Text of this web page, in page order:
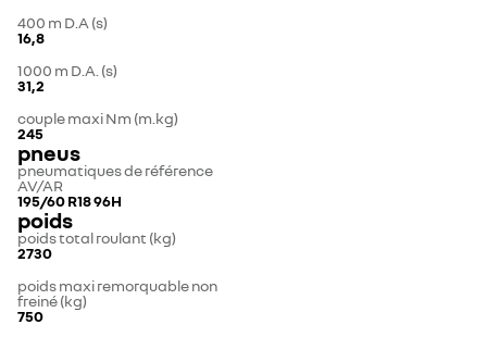
400 m D.A (s)
16,8
1000 m D.A. (s)
31,2
couple maxi Nm (m.kg)
245
pneus
pneumatiques de référence
AV/AR
195/60 R18 96H
poids
poids total roulant (kg)
2730
poids maxi remorquable non
freiné (kg)
750